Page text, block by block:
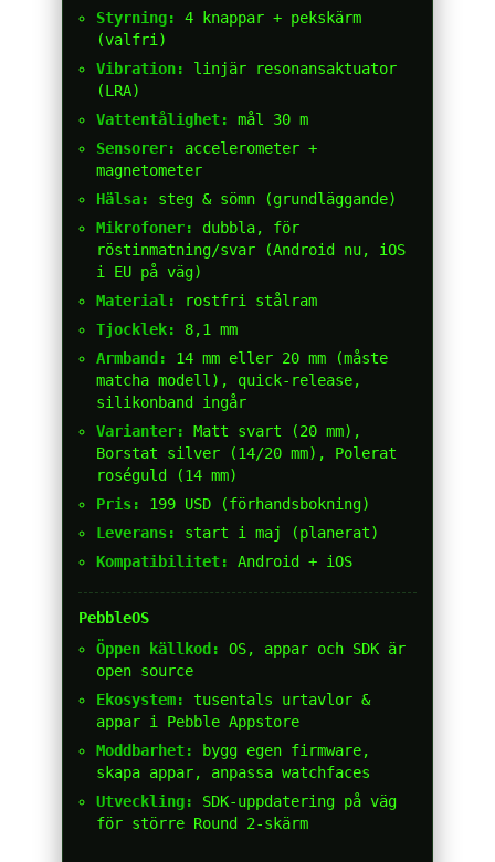
Styrning:
4 knappar + pekskärm
(valfri)
Vibration:
linjär resonansaktuator
(LRA)
Vattentålighet:
mål 30 m
Sensorer:
accelerometer +
magnetometer
Hälsa:
steg & sömn (grundläggande)
Mikrofoner:
dubbla, för
röstinmatning/svar (Android nu, iOS
i EU på väg)
Material:
rostfri stålram
Tjocklek:
8,1 mm
Armband:
14 mm eller 20 mm (måste
matcha modell), quick-release,
silikonband ingår
Varianter:
Matt svart (20 mm),
Borstat silver (14/20 mm), Polerat
roséguld (14 mm)
Pris:
199 USD (förhandsbokning)
Leverans:
start i maj (planerat)
Kompatibilitet:
Android + iOS
PebbleOS
Öppen källkod:
OS, appar och SDK är
open source
Ekosystem:
tusentals urtavlor &
appar i Pebble Appstore
Moddbarhet:
bygg egen firmware,
skapa appar, anpassa watchfaces
Utveckling:
SDK-uppdatering på väg
för större Round 2-skärm